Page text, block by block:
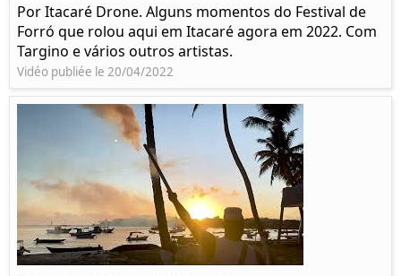
Por Itacaré Drone. Alguns momentos do Festival de
Forró que rolou aqui em Itacaré agora em 2022. Com
Targino e vários outros artistas.
Vidéo publiée le 20/04/2022